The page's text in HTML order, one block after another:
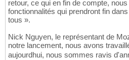
retour, ce qui en fin de compte,
fonctionnalités qui prendront fin
tous ».
Nick Nguyen, le représentant de
notre lancement, nous avons
aujourdhui, nous sommes ravis